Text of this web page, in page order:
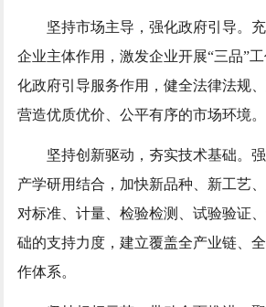
坚持市场主导，强化政府引导。
企业主体作用，激发企业开展“三品”
化政府引导服务作用，健全法律法规
营造优质优价、公平有序的市场环境。
坚持创新驱动，夯实技术基础。
产学研用结合，加快新品种、新工艺
对标准、计量、检验检测、试验验证
础的支持力度，建立覆盖全产业链、
作体系。